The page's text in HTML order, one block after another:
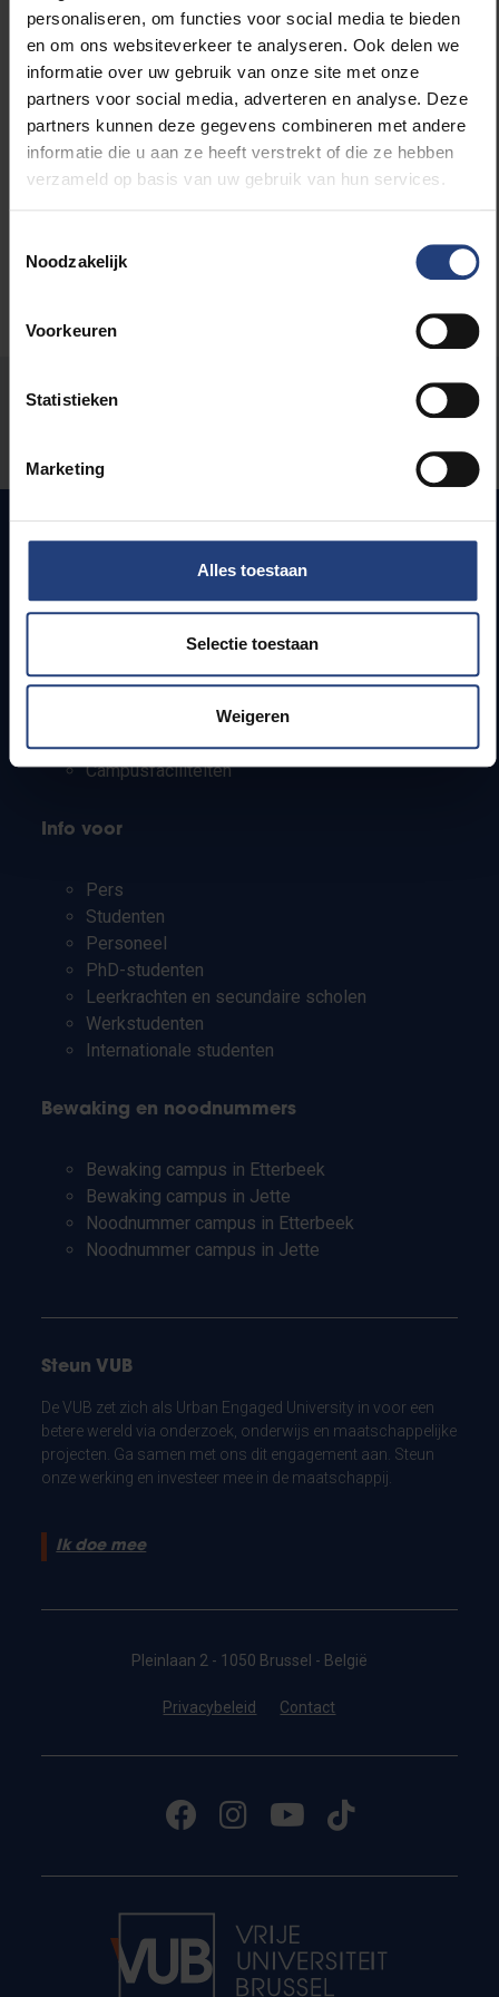
personaliseren, om functies voor social media te bieden
en om ons websiteverkeer te analyseren. Ook delen we
informatie over uw gebruik van onze site met onze
partners voor social media, adverteren en analyse. Deze
partners kunnen deze gegevens combineren met andere
informatie die u aan ze heeft verstrekt of die ze hebben
verzameld op basis van uw gebruik van hun services.
Noodzakelijk
Voorkeuren
Statistieken
Marketing
Alles toestaan
Selectie toestaan
Weigeren
Wetenschap en onderzoek
Kunst en cultuur
Stond er een fout op deze pagina?
Lesroosters
Onderzoeksgroepen
Campusfaciliteiten
Info voor
Pers
Studenten
Personeel
PhD-studenten
Leerkrachten en secundaire scholen
Werkstudenten
Internationale studenten
Bewaking en noodnummers
Bewaking campus in Etterbeek
Bewaking campus in Jette
Noodnummer campus in Etterbeek
Noodnummer campus in Jette
Steun VUB
De VUB zet zich als Urban Engaged University in voor een
betere wereld via onderzoek, onderwijs en maatschappelijke
projecten. Ga samen met ons dit engagement aan. Steun
onze werking en investeer mee in de maatschappij.
Ik doe mee
Pleinlaan 2 - 1050 Brussel - België
Privacybeleid Contact